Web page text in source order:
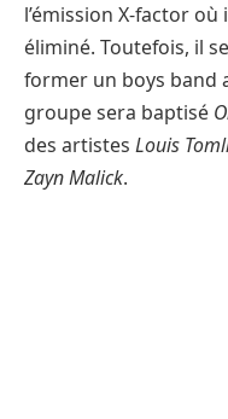
l’émission X-factor
éliminé. Toutefois, il
former un boys band
groupe sera baptisé
des artistes Louis
Zayn Malick.